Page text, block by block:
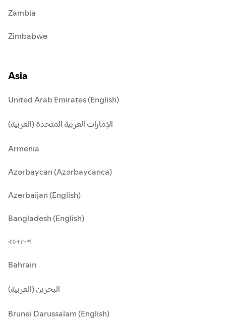
Zambia
Zimbabwe
Asia
United Arab Emirates (English)
الإمارات العربية المتحدة (العربية)
Armenia
Azərbaycan (Azərbaycanca)
Azerbaijan (English)
Bangladesh (English)
বাংলাদেশ
Bahrain
البحرين (العربية)
Brunei Darussalam (English)